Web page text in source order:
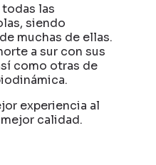
las
siendo
muchas de ellas.
a sur con sus
como otras de
experiencia al
calidad.